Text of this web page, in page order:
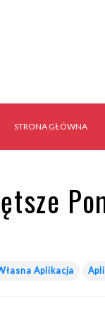
STRONA GŁÓWNA
Aplikacja